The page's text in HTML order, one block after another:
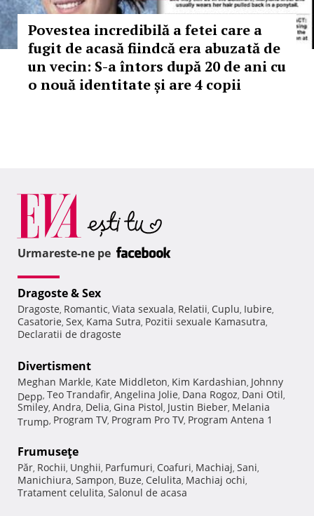
Povestea incredibilă a fetei care a
fugit de acasă fiindcă era abuzată de
un vecin: S-a întors după 20 de ani cu
o nouă identitate și are 4 copii
Urmareste-ne pe
Dragoste & Sex
Dragoste, Romantic, Viata sexuala, Relatii, Cuplu, Iubire,
Casatorie, Sex, Kama Sutra, Pozitii sexuale Kamasutra,
Declaratii de dragoste
Divertisment
Meghan Markle, Kate Middleton, Kim Kardashian, Johnny
Depp, Teo Trandafir, Angelina Jolie, Dana Rogoz, Dani Otil,
Smiley, Andra, Delia, Gina Pistol, Justin Bieber, Melania
Trump, Program TV, Program Pro TV, Program Antena 1
Frumuseţe
Păr, Rochii, Unghii, Parfumuri, Coafuri, Machiaj, Sani,
Manichiura, Sampon, Buze, Celulita, Machiaj ochi,
Tratament celulita, Salonul de acasa